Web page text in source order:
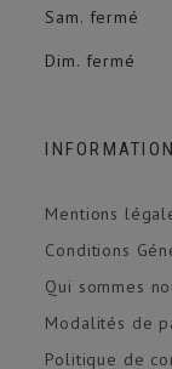
Sam. fermé
Dim. fermé
Mentions
Conditions
Qui sommes
Modalités de
Politique de